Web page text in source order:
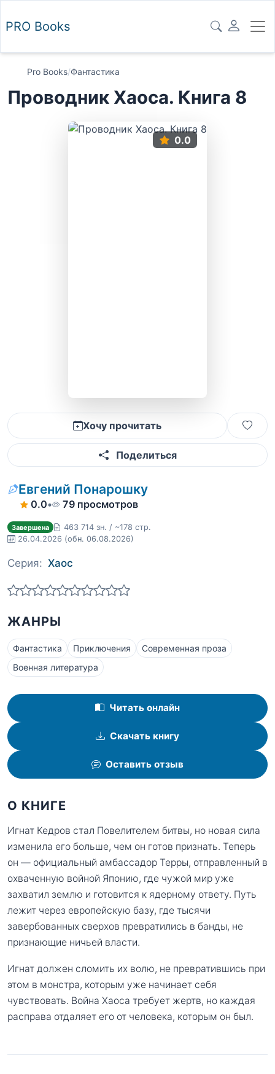
PRO Books
Pro Books/Фантастика
Проводник Хаоса. Книга 8
0.0
Хочу прочитать
Поделиться
Евгений Понарошку
0.0• 79 просмотров
Завершена
463 714 зн. / ~178 стр.
26.04.2026 (обн. 06.08.2026)
Серия: Хаос
ЖАНРЫ
Фантастика Приключения
Современная проза
Военная литература
Читать онлайн
Скачать книгу
Оставить отзыв
О КНИГЕ
Игнат Кедров стал Повелителем битвы, но новая сила
изменила его больше, чем он готов признать. Теперь
он — официальный амбассадор Терры, отправленный в
охваченную войной Японию, где чужой мир уже
захватил землю и готовится к ядерному ответу. Путь
лежит через европейскую базу, где тысячи
завербованных сверхов превратились в банды, не
признающие ничьей власти.
Игнат должен сломить их волю, не превратившись при
этом в монстра, которым уже начинает себя
чувствовать. Война Хаоса требует жертв, но каждая
расправа отдаляет его от человека, которым он был.